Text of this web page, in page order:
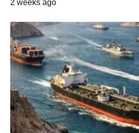
2 weeks ago